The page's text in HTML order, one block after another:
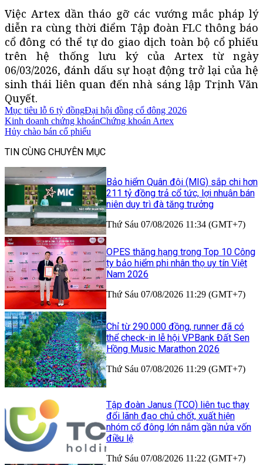
Việc Artex dần tháo gỡ các vướng mắc pháp lý
diễn ra cùng thời điểm Tập đoàn FLC thông báo
cổ đông có thể tự do giao dịch toàn bộ cổ phiếu
trên hệ thống lưu ký của Artex từ ngày
06/03/2026, đánh dấu sự hoạt động trở lại của hệ
sinh thái liên quan đến nhà sáng lập Trịnh Văn
Quyết.
Mục tiêu lỗ 6 tỷ đồngĐại hội đồng cổ đông 2026
Kinh doanh chứng khoánChứng khoán Artex
Hủy chào bán cổ phiếu
TIN CÙNG CHUYÊN MỤC
Bảo hiểm Quân đội (MIG) sắp chi hơn
211 tỷ đồng trả cổ tức, lợi nhuận bán
niên duy trì đà tăng trưởng
Thứ Sáu 07/08/2026 11:34 (GMT+7)
OPES thăng hạng trong Top 10 Công
ty bảo hiểm phi nhân thọ uy tín Việt
Nam 2026
Thứ Sáu 07/08/2026 11:29 (GMT+7)
Chỉ từ 290.000 đồng, runner đã có
thể check-in lễ hội VPBank Đất Sen
Hồng Music Marathon 2026
Thứ Sáu 07/08/2026 11:29 (GMT+7)
Tập đoàn Janus (TCO) liên tục thay
đổi lãnh đạo chủ chốt, xuất hiện
nhóm cổ đông lớn nắm gần nửa vốn
điều lệ
Thứ Sáu 07/08/2026 11:22 (GMT+7)